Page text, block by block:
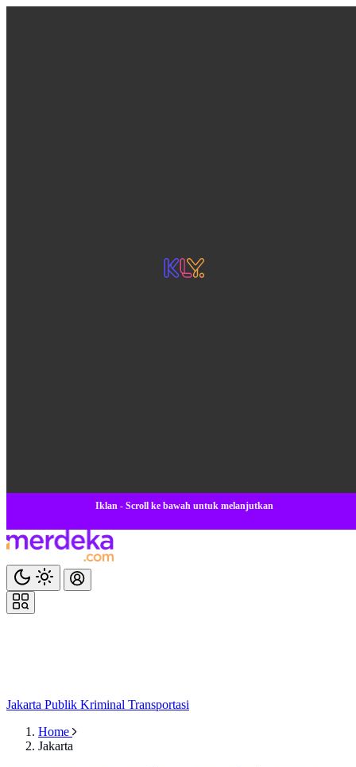
Iklan - Scroll ke bawah untuk melanjutkan
Jakarta Publik Kriminal Transportasi
Home
Jakarta